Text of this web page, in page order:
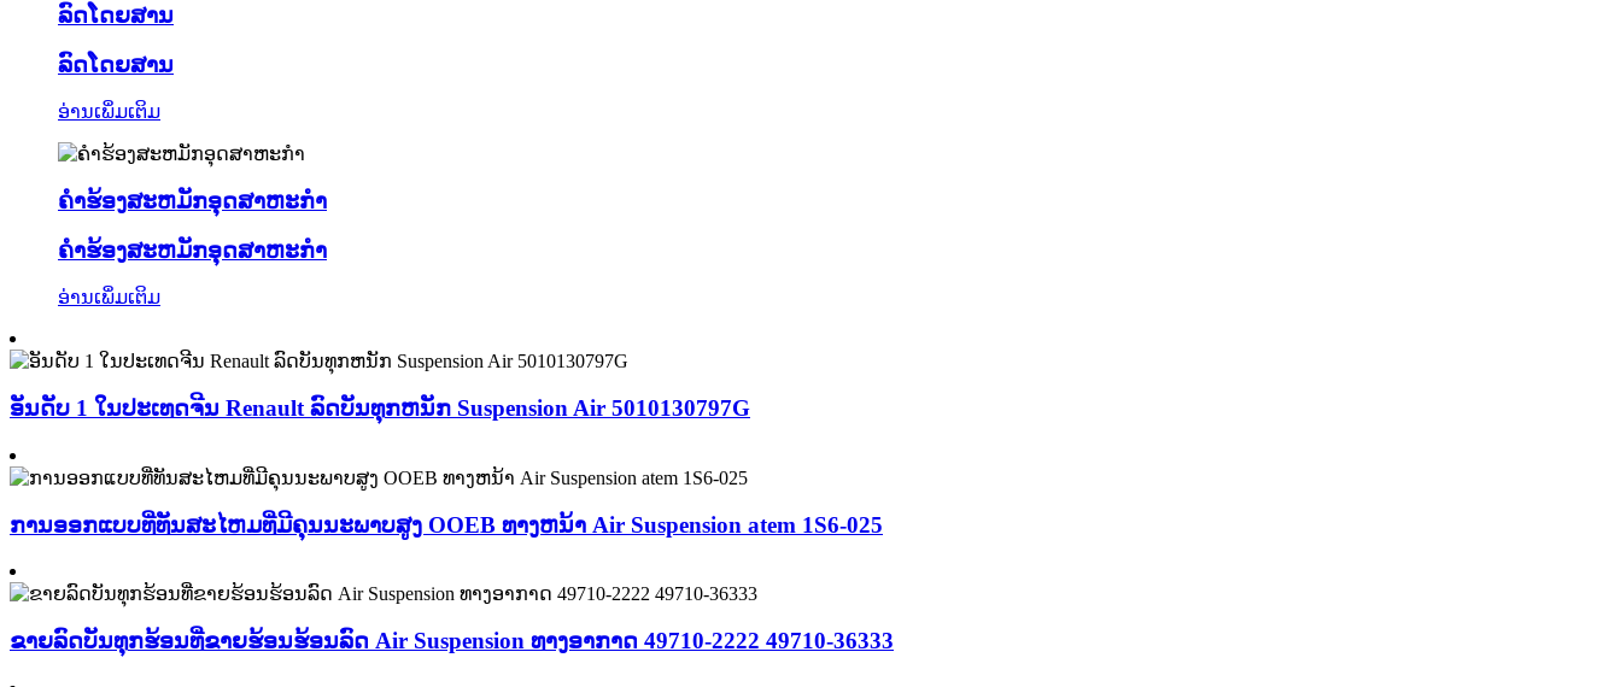
ລົດໂດຍສານ
ລົດໂດຍສານ
ອ່ານເພິ່ມເຕິມ
ຄໍາຮ້ອງສະຫມັກອຸດສາຫະກໍາ
ຄໍາຮ້ອງສະຫມັກອຸດສາຫະກໍາ
ອ່ານເພິ່ມເຕິມ
ອັນດັບ 1 ໃນປະເທດຈີນ Renault ລົດບັນທຸກຫນັກ Suspension Air 5010130797G
ການອອກແບບທີ່ທັນສະໄຫມທີ່ມີຄຸນນະພາບສູງ OOEB ທາງຫນ້າ Air Suspension atem 1S6-025
ຂາຍລົດບັນທຸກຮ້ອນທີ່ຂາຍຮ້ອນຮ້ອນລົດ Air Suspension ທາງອາກາດ 49710-2222 49710-36333